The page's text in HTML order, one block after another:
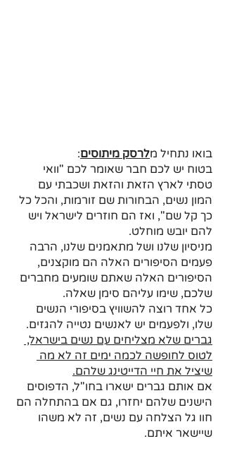
בואו נתחיל מלרסק מיתוסים:
בטוח יש לכם חבר שאומר לכם "וואי
טסתי לארץ הזאת והזאת ושכבתי עם
המון נשים, הבחורות שם זורמות, והכל כל
כך קל שם", ואז הם חוזרים לישראל ויש
להם יובש מוחלט.
מניסיון שלנו ושל מתאמנים שלנו, הרבה
פעמים הסיפורים האלה הם מוקצנים,
הסיפורים האלה שאתם שומעים מחברים
שלכם, שימו עליהם סימן שאלה.
כל אחד רוצה להשוויץ בסיפורי הנשים
שלו, ולפעמים יש לאנשים נטייה להגזים.
גברים שלא מצליחים עם נשים בישראל,
לטוס לחופשה לכמה ימים זה לא מה
שיציל את חיי הדייטינג שלהם.
אם אותם גברים ישארו בחו"ל, הדפוסים
הישנים שלהם יחזרו, גם אם בהתחלה הם
חוו גל הצלחה עם נשים, זה לא משהו
שיישאר איתם.